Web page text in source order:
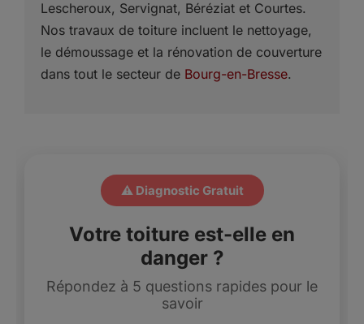
Lescheroux, Servignat, Béréziat et Courtes.
Nos travaux de toiture incluent le nettoyage,
le démoussage et la rénovation de couverture
dans tout le secteur de Bourg-en-Bresse.